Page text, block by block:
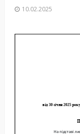
10.02.2025